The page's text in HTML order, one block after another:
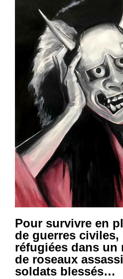
Pour survivre en
de guerres civiles,
réfugiées dans un
de roseaux
soldats blessés…